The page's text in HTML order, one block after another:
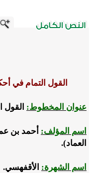
القول التمام في
عنوان المخطوط: القول
اسم المؤلف: أحمد بن
العماد).
اسم الشهرة: الأقفهسي.